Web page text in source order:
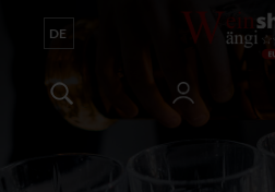
Weinshop Wängi